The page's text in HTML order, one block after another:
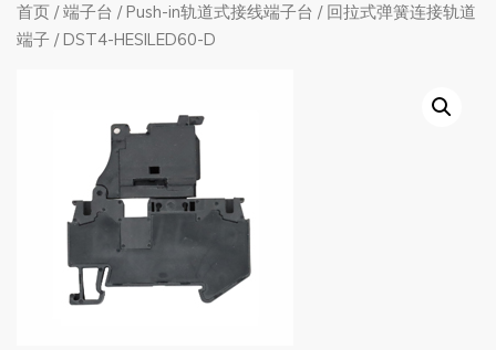
首页 /端子台 /Push-in轨道式接线端子台 / 回拉式弹簧连接轨道
端子 / DST4-HESILED60-D